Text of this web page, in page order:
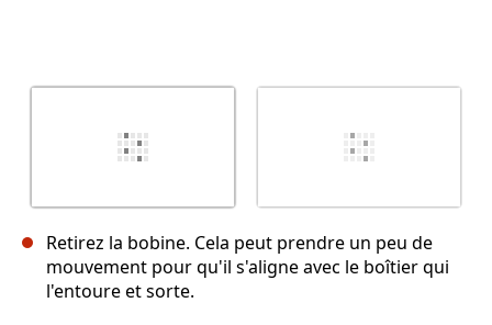
Retirez la bobine. Cela peut prendre un peu de
mouvement pour qu'il s'aligne avec le boîtier qui
l'entoure et sorte.